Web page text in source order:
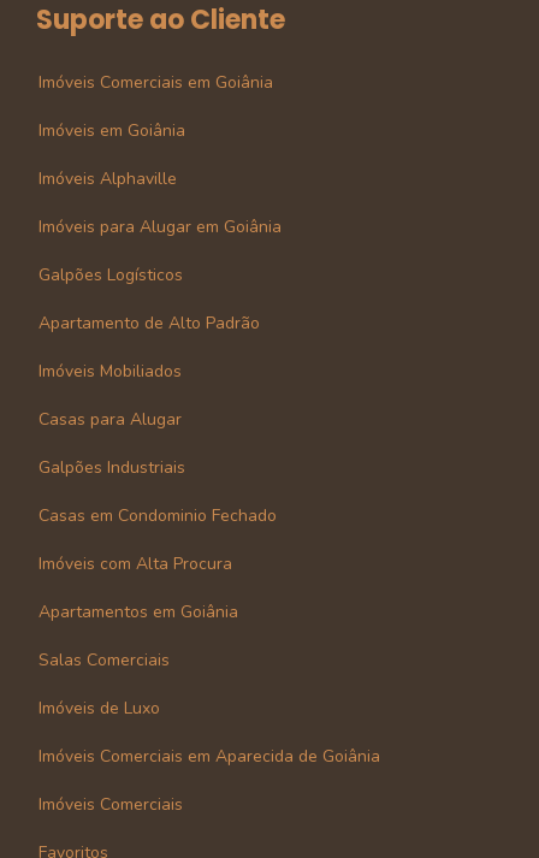
Suporte ao Cliente
Imóveis Comerciais em Goiânia
Imóveis em Goiânia
Imóveis Alphaville
Imóveis para Alugar em Goiânia
Galpões Logísticos
Apartamento de Alto Padrão
Imóveis Mobiliados
Casas para Alugar
Galpões Industriais
Casas em Condominio Fechado
Imóveis com Alta Procura
Apartamentos em Goiânia
Salas Comerciais
Imóveis de Luxo
Imóveis Comerciais em Aparecida de Goiânia
Imóveis Comerciais
Favoritos